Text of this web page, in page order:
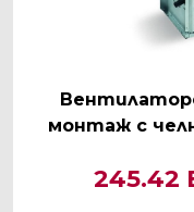
монтаж с
245.42